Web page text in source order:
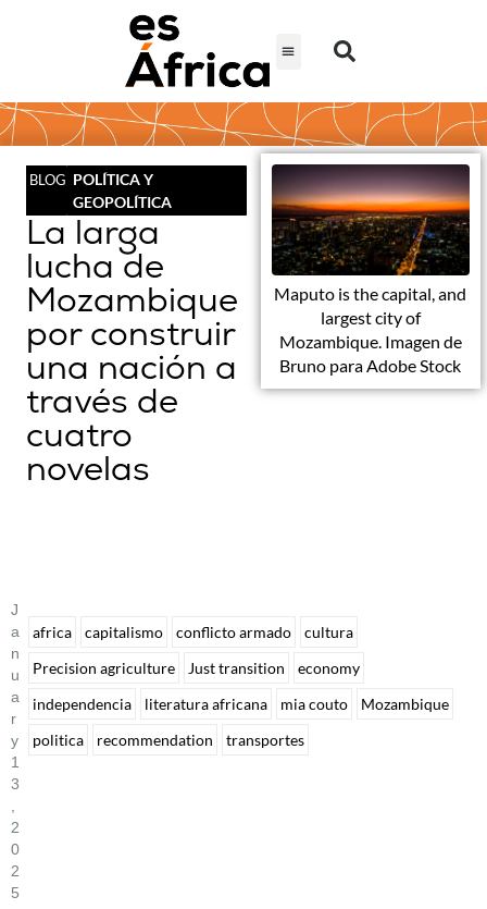
BLOG POLÍTICA Y
GEOPOLÍTICA
La larga
lucha de
Mozambique
por construir
una nación a
través de
cuatro
novelas
Maputo is the capital, and
largest city of
Mozambique. Imagen de
Bruno para Adobe Stock
J
A
N
U
A
R
Y
1
3
2
0
2
5
africa capitalismo conflicto armado
cultura
Precision agriculture
Just transition
economy
independencia
literatura africana mia couto
Mozambique
politica
recommendation transportes